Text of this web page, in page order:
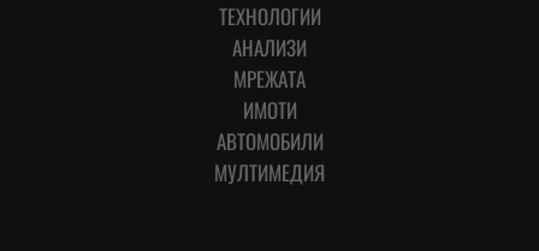
ТЕХНОЛОГИИ
АНАЛИЗИ
МРЕЖАТА
ИМОТИ
АВТОМОБИЛИ
МУЛТИМЕДИЯ